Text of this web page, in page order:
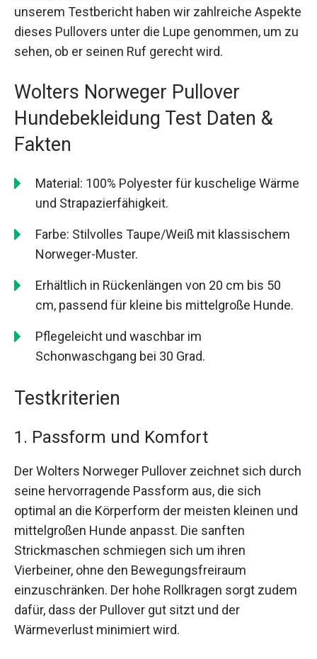
unserem Testbericht haben wir zahlreiche Aspekte
dieses Pullovers unter die Lupe genommen, um zu
sehen, ob er seinen Ruf gerecht wird.
Wolters Norweger Pullover
Hundebekleidung Test Daten &
Fakten
Material: 100% Polyester für kuschelige Wärme
und Strapazierfähigkeit.
Farbe: Stilvolles Taupe/Weiß mit klassischem
Norweger-Muster.
Erhältlich in Rückenlängen von 20 cm bis 50
cm, passend für kleine bis mittelgroße Hunde.
Pflegeleicht und waschbar im
Schonwaschgang bei 30 Grad.
Testkriterien
1. Passform und Komfort
Der Wolters Norweger Pullover zeichnet sich durch
seine hervorragende Passform aus, die sich
optimal an die Körperform der meisten kleinen und
mittelgroßen Hunde anpasst. Die sanften
Strickmaschen schmiegen sich um ihren
Vierbeiner, ohne den Bewegungsfreiraum
einzuschränken. Der hohe Rollkragen sorgt zudem
dafür, dass der Pullover gut sitzt und der
Wärmeverlust minimiert wird.